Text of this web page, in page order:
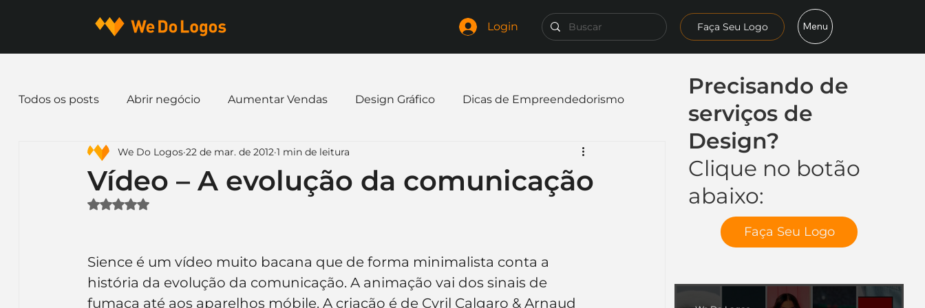
Login Faça Seu Logo Menu
Precisando de
serviços de
Design?
Clique no botão
abaixo:
Faça Seu Logo
Todos os posts Abrir negócio Aumentar Vendas Design Gráfico Dicas de Empreendedorismo
Dicas de Marketing Email marketing Expandir negócio
Identidade Visual
Ferramentas Mascotes Slogan Papelaria Curiosidades Frases Logotipo
Vídeo – A evolução da comunicação
We Do Logos 22 de mar. de 2012 1 min de leitura
Avaliado com NaN de 5 estrelas.
Sience é um vídeo muito bacana que de forma minimalista conta a
história da evolução da comunicação. A animação vai dos sinais de
fumaça até aos aparelhos móbile. A criação é de Cyril Calgaro & Arnaud